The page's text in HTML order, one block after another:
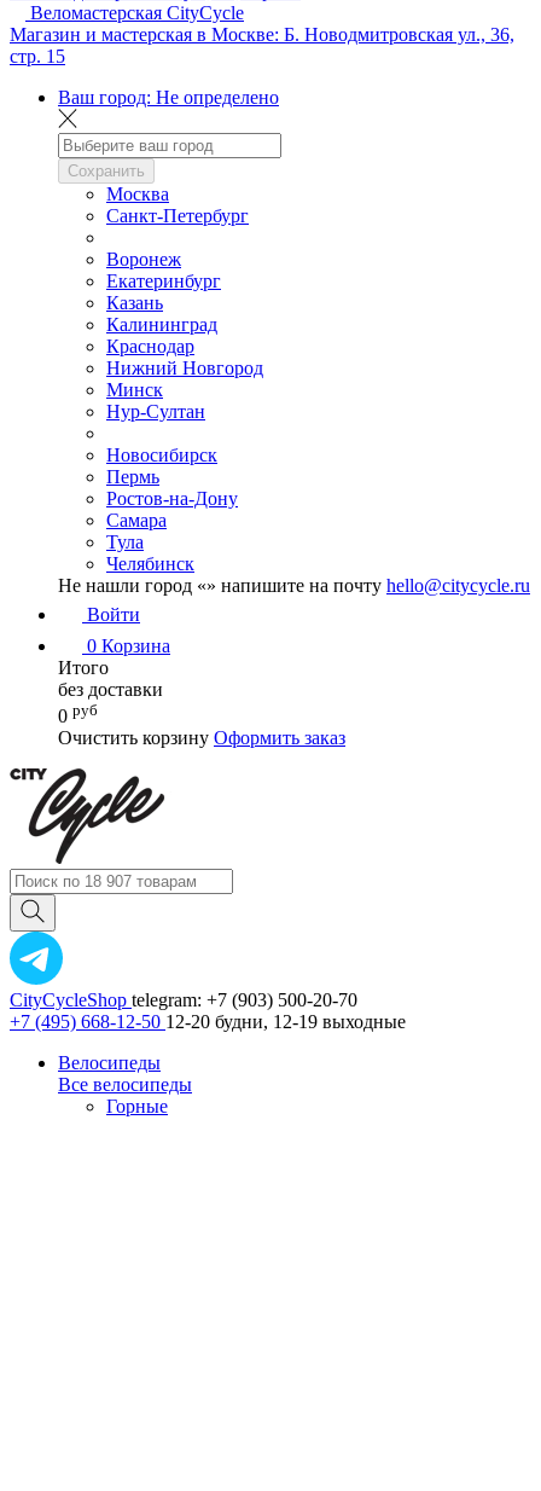
Веломастерская CityCycle
Магазин и мастерская в Москве: Б. Новодмитровская ул., 36,
стр. 15
Ваш город: Не определено
Сохранить
Москва
Санкт-Петербург
Воронеж
Екатеринбург
Казань
Калининград
Краснодар
Нижний Новгород
Минск
Нур-Султан
Новосибирск
Пермь
Ростов-на-Дону
Самара
Тула
Челябинск
Не нашли город «» напишите на почту hello@citycycle.ru
Войти
0 Корзина
Итого
без доставки
0 руб
Очистить корзину Оформить заказ
CityCycleShop telegram: +7 (903) 500-20-70
+7 (495) 668-12-50 12-20 будни, 12-19 выходные
Велосипеды
Все велосипеды
Горные